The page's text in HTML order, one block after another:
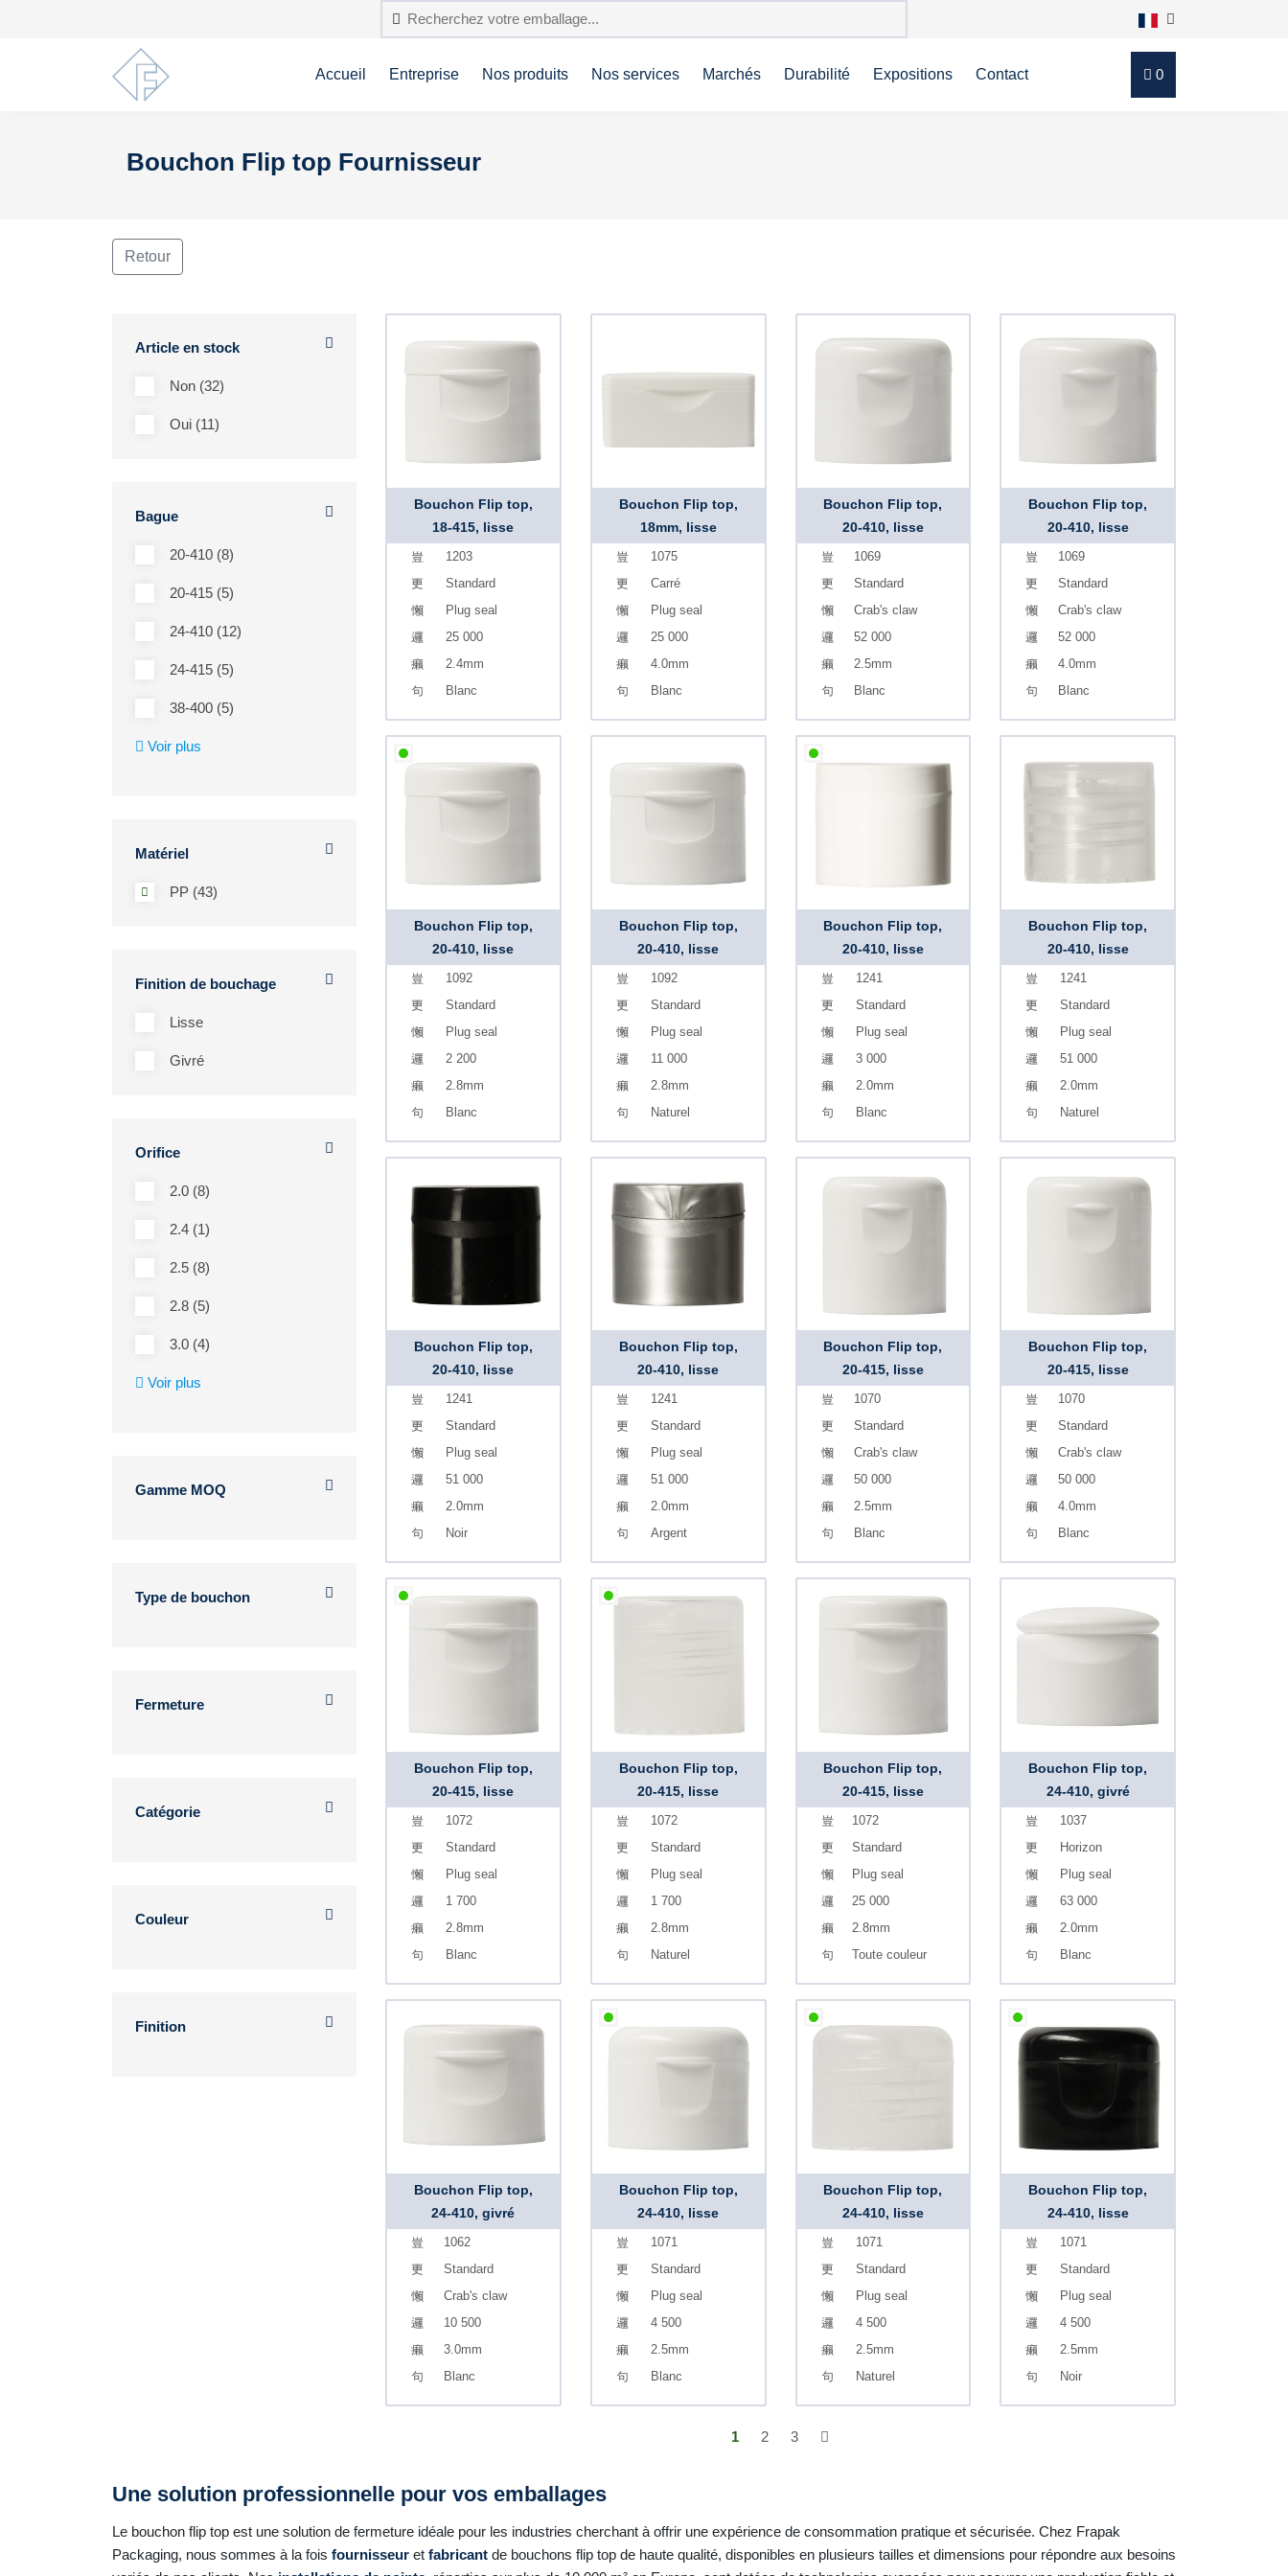
Accueil Entreprise Nos produits Nos services Marchés Durabilité Expositions Contact 0
Bouchon Flip top Fournisseur
Retour
Article en stock
Non (32)
Oui (11)
Bague
20-410 (8)
20-415 (5)
24-410 (12)
24-415 (5)
38-400 (5)
Voir plus
Matériel
PP (43)
Finition de bouchage
Lisse
Givré
Orifice
2.0 (8)
2.4 (1)
2.5 (8)
2.8 (5)
3.0 (4)
Voir plus
Gamme MOQ
Type de bouchon
Fermeture
Catégorie
Couleur
Finition
Bouchon Flip top,
18-415, lisse
1203
Standard
Plug seal
25 000
2.4mm
Blanc
Bouchon Flip top,
18mm, lisse
1075
Carré
Plug seal
25 000
4.0mm
Blanc
Bouchon Flip top,
20-410, lisse
1069
Standard
Crab's claw
52 000
2.5mm
Blanc
Bouchon Flip top,
20-410, lisse
1069
Standard
Crab's claw
52 000
4.0mm
Blanc
Bouchon Flip top,
20-410, lisse
1092
Standard
Plug seal
2 200
2.8mm
Blanc
Bouchon Flip top,
20-410, lisse
1092
Standard
Plug seal
11 000
2.8mm
Naturel
Bouchon Flip top,
20-410, lisse
1241
Standard
Plug seal
3 000
2.0mm
Blanc
Bouchon Flip top,
20-410, lisse
1241
Standard
Plug seal
51 000
2.0mm
Naturel
Bouchon Flip top,
20-410, lisse
1241
Standard
Plug seal
51 000
2.0mm
Noir
Bouchon Flip top,
20-410, lisse
1241
Standard
Plug seal
51 000
2.0mm
Argent
Bouchon Flip top,
20-415, lisse
1070
Standard
Crab's claw
50 000
2.5mm
Blanc
Bouchon Flip top,
20-415, lisse
1070
Standard
Crab's claw
50 000
4.0mm
Blanc
Bouchon Flip top,
20-415, lisse
1072
Standard
Plug seal
1 700
2.8mm
Blanc
Bouchon Flip top,
20-415, lisse
1072
Standard
Plug seal
1 700
2.8mm
Naturel
Bouchon Flip top,
20-415, lisse
1072
Standard
Plug seal
25 000
2.8mm
Toute couleur
Bouchon Flip top,
24-410, givré
1037
Horizon
Plug seal
63 000
2.0mm
Blanc
Bouchon Flip top,
24-410, givré
1062
Standard
Crab's claw
10 500
3.0mm
Blanc
Bouchon Flip top,
24-410, lisse
1071
Standard
Plug seal
4 500
2.5mm
Blanc
Bouchon Flip top,
24-410, lisse
1071
Standard
Plug seal
4 500
2.5mm
Naturel
Bouchon Flip top,
24-410, lisse
1071
Standard
Plug seal
4 500
2.5mm
Noir
1 2 3
Une solution professionnelle pour vos emballages
Le bouchon flip top est une solution de fermeture idéale pour les industries cherchant à offrir une expérience de consommation pratique et sécurisée. Chez Frapak
Packaging, nous sommes à la fois fournisseur et fabricant de bouchons flip top de haute qualité, disponibles en plusieurs tailles et dimensions pour répondre aux besoins